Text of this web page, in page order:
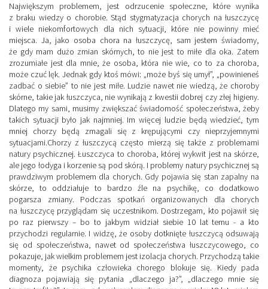
Największym problemem, jest odrzucenie społeczne, które wynika
z braku wiedzy o chorobie. Stąd stygmatyzacja chorych na łuszczycę
i wiele niekomfortowych dla nich sytuacji, które nie powinny mieć
miejsca. Ja, jako osoba chora na łuszczycę, sam jestem świadomy,
że gdy mam dużo zmian skórnych, to nie jest to miłe dla oka. Zatem
zrozumiałe jest dla mnie, że osoba, która nie wie, co to za choroba,
może czuć lęk. Jednak gdy ktoś mówi: „może byś się umył”, „powinieneś
zadbać o siebie” to nie jest miłe. Ludzie nawet nie wiedzą, że choroby
skórne, takie jak łuszczyca, nie wynikają z kwestii dobrej czy złej higieny.
Dlatego my sami, musimy zwiększać świadomość społeczeństwa, żeby
takich sytuacji było jak najmniej. Im więcej ludzie będą wiedzieć, tym
mniej chorzy będą zmagali się z krępującymi czy nieprzyjemnymi
sytuacjami.Chorzy z łuszczycą często mierzą się także z problemami
natury psychicznej. Łuszczyca to choroba, której wykwit jest na skórze,
ale jego łodyga i korzenie są pod skórą. I problemy natury psychicznej są
prawdziwym problemem dla chorych. Gdy pojawia się stan zapalny na
skórze, to oddziałuje to bardzo źle na psychikę, co dodatkowo
pogarsza zmiany. Podczas spotkań organizowanych dla chorych
na łuszczycę przyglądam się uczestnikom. Dostrzegam, kto pojawił się
po raz pierwszy – bo to jakbym widział siebie 10 lat temu - a kto
przychodzi regularnie. I widzę, że osoby dotknięte łuszczycą odsuwają
się od społeczeństwa, nawet od społeczeństwa łuszczycowego, co
pokazuje, jak wielkim problemem jest izolacja chorych. Przychodzą takie
momenty, że psychika człowieka chorego blokuje się. Kiedy pada
diagnoza pojawiają się pytania „dlaczego ja?”, „dlaczego mnie się